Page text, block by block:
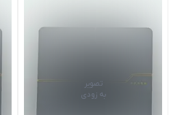
تصویر
به زودی